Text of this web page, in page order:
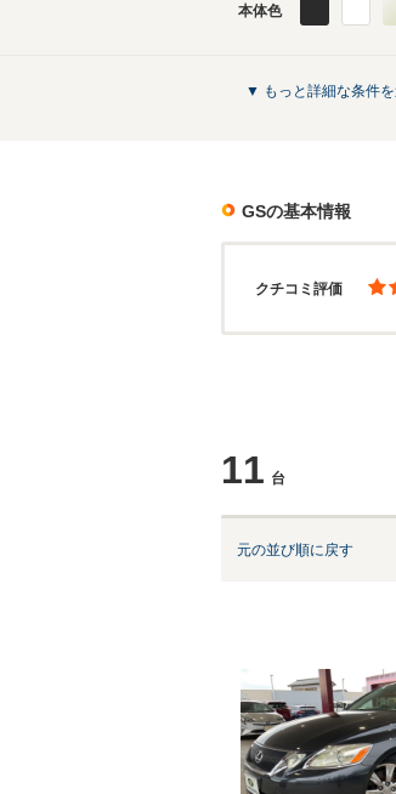
本体色
▼ もっと詳細な条件
GSの基本情報
クチコミ評価
11 台
元の並び順に戻す